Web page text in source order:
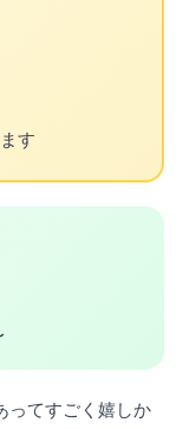
す
ってすごく嬉しか